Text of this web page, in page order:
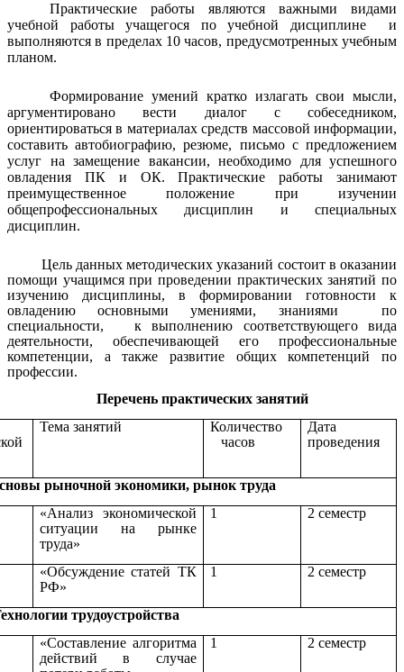
Практические работы являются важными видами
учебной работы учащегося по учебной дисциплине и
выполняются в пределах 10 часов, предусмотренных учебным
планом.
Формирование умений кратко излагать свои мысли,
аргументировано вести диалог с собеседником,
ориентироваться в материалах средств массовой информации,
составить автобиографию, резюме, письмо с предложением
услуг на замещение вакансии, необходимо для успешного
овладения ПК и ОК. Практические работы занимают
преимущественное положение при изучении
общепрофессиональных дисциплин и специальных
дисциплин.
Цель данных методических указаний состоит в оказании
помощи учащимся при проведении практических занятий по
изучению дисциплины, в формировании готовности к
овладению основными умениями, знаниями по
специальности, к выполнению соответствующего вида
деятельности, обеспечивающей его профессиональные
компетенции, а также развитие общих компетенций по
профессии.
Перечень практических занятий
Тема занятий
Количество
часов
Дата
проведения
рыночной экономики, рынок труда
«Анализ экономической
ситуации на рынке
труда»
1 2 семестр
«Обсуждение статей ТК
РФ»
1 2 семестр
трудоустройства
«Составление алгоритма
действий в случае
1 2 семестр